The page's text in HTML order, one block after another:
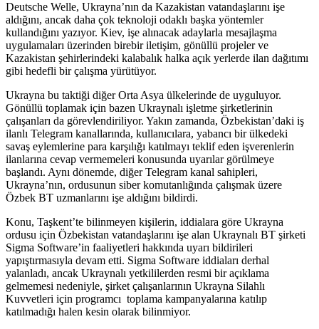
Deutsche Welle, Ukrayna’nın da Kazakistan vatandaşlarını işe
aldığını, ancak daha çok teknoloji odaklı başka yöntemler
kullandığını yazıyor. Kiev, işe alınacak adaylarla mesajlaşma
uygulamaları üzerinden birebir iletişim, gönüllü projeler ve
Kazakistan şehirlerindeki kalabalık halka açık yerlerde ilan dağıtımı
gibi hedefli bir çalışma yürütüyor.
Ukrayna bu taktiği diğer Orta Asya ülkelerinde de uyguluyor.
Gönüllü toplamak için bazen Ukraynalı işletme şirketlerinin
çalışanları da görevlendiriliyor. Yakın zamanda, Özbekistan’daki iş
ilanlı Telegram kanallarında, kullanıcılara, yabancı bir ülkedeki
savaş eylemlerine para karşılığı katılmayı teklif eden işverenlerin
ilanlarına cevap vermemeleri konusunda uyarılar görülmeye
başlandı. Aynı dönemde, diğer Telegram kanal sahipleri,
Ukrayna’nın, ordusunun siber komutanlığında çalışmak üzere
Özbek BT uzmanlarını işe aldığını bildirdi.
Konu, Taşkent’te bilinmeyen kişilerin, iddialara göre Ukrayna
ordusu için Özbekistan vatandaşlarını işe alan Ukraynalı BT şirketi
Sigma Software’in faaliyetleri hakkında uyarı bildirileri
yapıştırmasıyla devam etti. Sigma Software iddiaları derhal
yalanladı, ancak Ukraynalı yetkililerden resmi bir açıklama
gelmemesi nedeniyle, şirket çalışanlarının Ukrayna Silahlı
Kuvvetleri için programcı toplama kampanyalarına katılıp
katılmadığı halen kesin olarak bilinmiyor.